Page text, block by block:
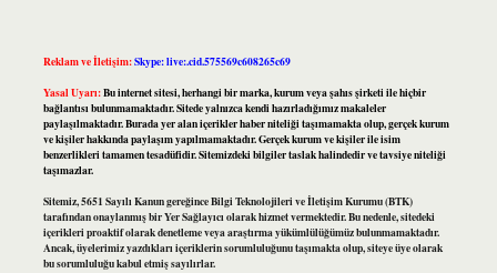
Reklam ve İletişim:Skype: live:.cid.575569c608265c69
Yasal Uyarı:Bu internet sitesi, herhangi bir marka, kurum veya şahıs şirketi ile hiçbir
bağlantısı bulunmamaktadır. Sitede yalnızca kendi hazırladığımız makaleler
paylaşılmaktadır. Burada yer alan içerikler haber niteliği taşımamakta olup, gerçek kurum
ve kişiler hakkında paylaşım yapılmamaktadır. Gerçek kurum ve kişiler ile isim
benzerlikleri tamamen tesadüfidir. Sitemizdeki bilgiler taslak halindedir ve tavsiye niteliği
taşımazlar.
Sitemiz, 5651 Sayılı Kanun gereğince Bilgi Teknolojileri ve İletişim Kurumu (BTK)
tarafından onaylanmış bir Yer Sağlayıcı olarak hizmet vermektedir. Bu nedenle, sitedeki
içerikleri proaktif olarak denetleme veya araştırma yükümlülüğümüz bulunmamaktadır.
Ancak, üyelerimiz yazdıkları içeriklerin sorumluluğunu taşımakta olup, siteye üye olarak
bu sorumluluğu kabul etmiş sayılırlar.